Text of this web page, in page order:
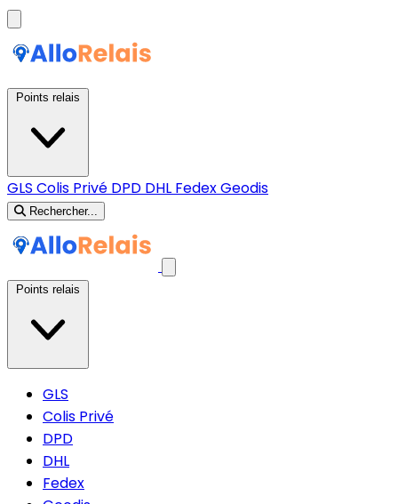
GLS Colis Privé DPD DHL FedexGeodis
Rechercher...
GLS
Colis Privé
DPD
DHL
Fedex